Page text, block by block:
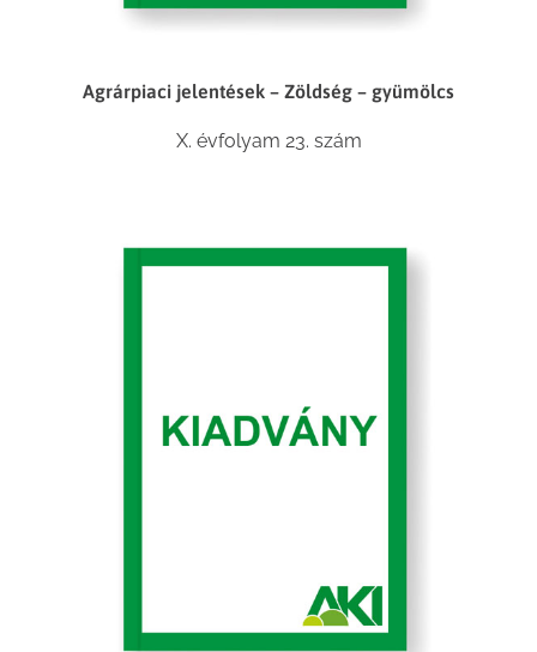
Agrárpiaci jelentések – Zöldség – gyümölcs
X. évfolyam 23. szám